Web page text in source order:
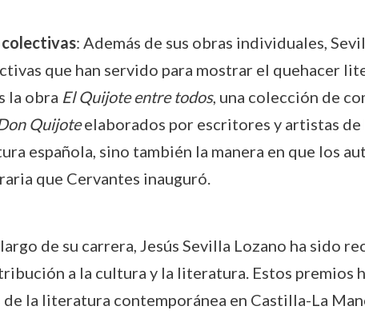
colectivas: Además de sus obras individuales,
que han servido para mostrar el quehacer
la obra El Quijote entre todos, una colección de
Quijoteelaborados por escritores y artistas de
española, sino también la manera en que los
que Cervantes inauguró.
de su carrera, Jesús Sevilla Lozano ha sido
a la cultura y la literatura. Estos premios
la literatura contemporánea en Castilla-La